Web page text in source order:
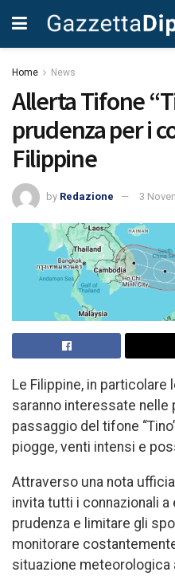
Home News
Allerta Tifone
prudenza per i
Filippine
by Redazione 3
Le Filippine, in particolare
saranno interessate nelle
passaggio del tifone
piogge, venti intensi e
Attraverso una nota
invita tutti i connazionali
prudenza e limitare gli
monitorare
situazione